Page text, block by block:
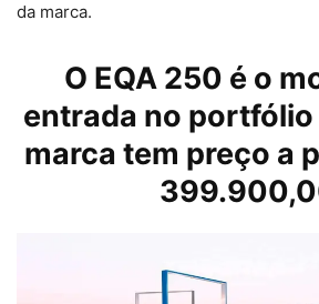
da marca.
O EQA 250 é o
entrada no
marca tem preço a